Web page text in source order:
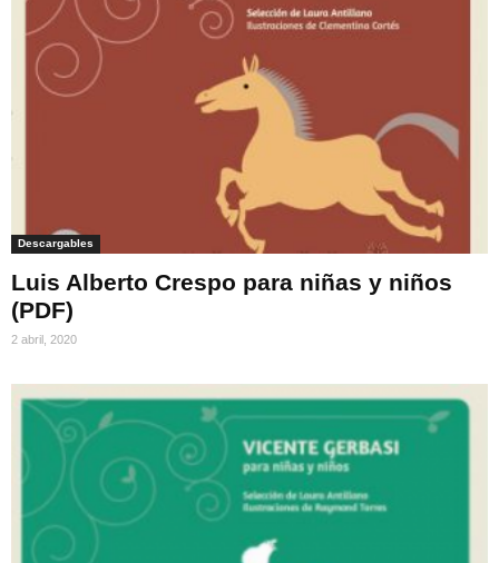
Descargables
Luis Alberto Crespo para niñas y niños
(PDF)
2 abril, 2020